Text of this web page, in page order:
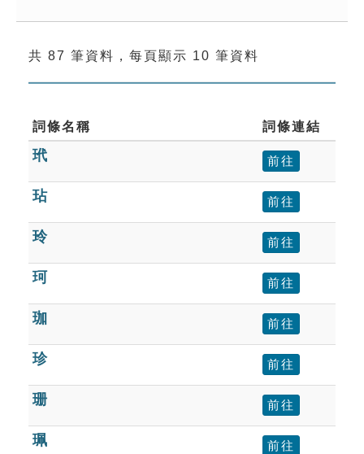
成語故事
索引選單
單字索引
生命大百科索引
遊戲專區
教學應用
貓頭鷹博士
共 87 筆資料，每頁顯示 10 筆資料
詞條名稱 詞條連結
玳 前往
玷 前往
玲 前往
珂 前往
珈 前往
珍 前往
珊 前往
珮 前往